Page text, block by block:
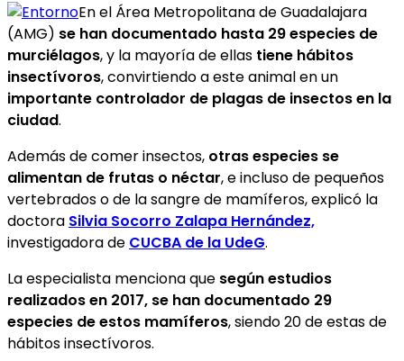
En el Área Metropolitana de Guadalajara
(AMG) se han documentado hasta 29 especies de
murciélagos, y la mayoría de ellas tiene hábitos
insectívoros, convirtiendo a este animal en un
importante controlador de plagas de insectos en la
ciudad.
Además de comer insectos, otras especies se
alimentan de frutas o néctar, e incluso de pequeños
vertebrados o de la sangre de mamíferos, explicó la
doctora Silvia Socorro Zalapa Hernández,
investigadora de CUCBA de la UdeG.
La especialista menciona que según estudios
realizados en 2017, se han documentado 29
especies de estos mamíferos, siendo 20 de estas de
hábitos insectívoros.